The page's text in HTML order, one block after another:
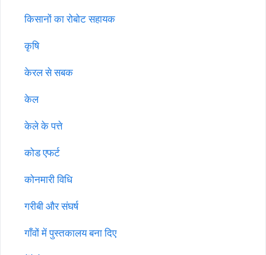
किसानों का रोबोट सहायक
कृषि
केरल से सबक
केल
केले के पत्ते
कोड एफर्ट
कोनमारी विधि
गरीबी और संघर्ष
गाँवों में पुस्तकालय बना दिए